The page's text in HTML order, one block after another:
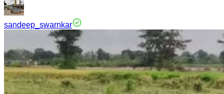
sandeep_swarnkar